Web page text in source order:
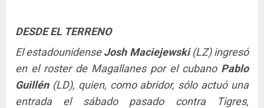
DESDE EL TERRENO
El estadounidenseJosh Maciejewski(LZ) ingresó
en el roster de Magallanes por el cubano Pablo
Guillén (LD), quien, como abridor, sólo actuó una
entrada el sábado pasado contra Tigres,